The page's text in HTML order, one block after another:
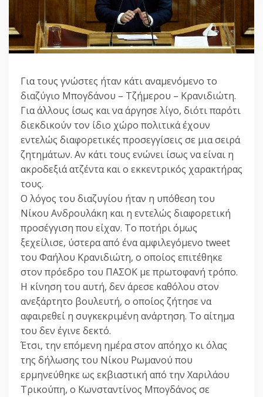
Για τους γνώστες ήταν κάτι αναμενόμενο το
διαζύγιο Μπογδάνου – Τζήμερου – Κρανιδιώτη.
Για άλλους ίσως και να άργησε λίγο, διότι παρότι
διεκδικούν τον ίδιο χώρο πολιτικά έχουν
εντελώς διαφορετικές προσεγγίσεις σε μια σειρά
ζητημάτων. Αν κάτι τους ενώνει ίσως να είναι η
ακροδεξιά ατζέντα και ο εκκεντρικός χαρακτήρας
τους.
Ο λόγος του διαζυγίου ήταν η υπόθεση του
Νίκου Ανδρουλάκη και η εντελώς διαφορετική
προσέγγιση που είχαν. Το ποτήρι όμως
ξεχείλισε, ύστερα από ένα αμφιλεγόμενο tweet
του Φαήλου Κρανιδιώτη, ο οποίος επιτέθηκε
στον πρόεδρο του ΠΑΣΟΚ με πρωτοφανή τρόπο.
Η κίνηση του αυτή, δεν άρεσε καθόλου στον
ανεξάρτητο βουλευτή, ο οποίος ζήτησε να
αφαιρεθεί η συγκεκριμένη ανάρτηση. Το αίτημα
του δεν έγινε δεκτό.
Έτσι, την επόμενη ημέρα στον απόηχο κι όλας
της δήλωσης του Νίκου Ρωμανού που
ερμηνεύθηκε ως εκβιαστική από την Χαριλάου
Τρικούπη, ο Κωνσταντίνος Μπογδάνος σε